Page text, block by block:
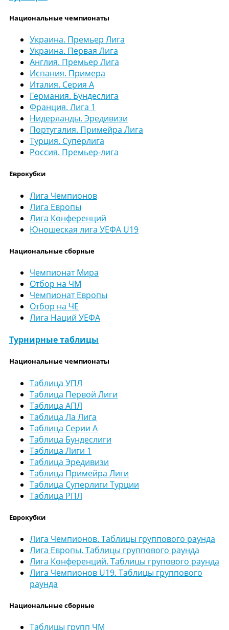
Национальные чемпионаты
Украина. Премьер Лига
Украина. Первая Лига
Англия. Премьер Лига
Испания. Примера
Италия. Серия А
Германия. Бундеслига
Франция. Лига 1
Нидерланды. Эредивизи
Португалия. Примейра Лига
Турция. Суперлига
Россия. Премьер-лига
Еврокубки
Лига Чемпионов
Лига Европы
Лига Конференций
Юношеская лига УЕФА U19
Национальные сборные
Чемпионат Мира
Отбор на ЧМ
Чемпионат Европы
Отбор на ЧЕ
Лига Наций УЕФА
Турнирные таблицы
Национальные чемпионаты
Таблица УПЛ
Таблица Первой Лиги
Таблица АПЛ
Таблица Ла Лига
Таблица Серии А
Таблица Бундеслиги
Таблица Лиги 1
Таблица Эредивизи
Таблица Примейра Лиги
Таблица Суперлиги Турции
Таблица РПЛ
Еврокубки
Лига Чемпионов. Таблицы группового раунда
Лига Европы. Таблицы группового раунда
Лига Конференций. Таблицы групового раунда
Лига Чемпионов U19. Таблицы группового
раунда
Национальные сборные
Таблицы групп ЧМ